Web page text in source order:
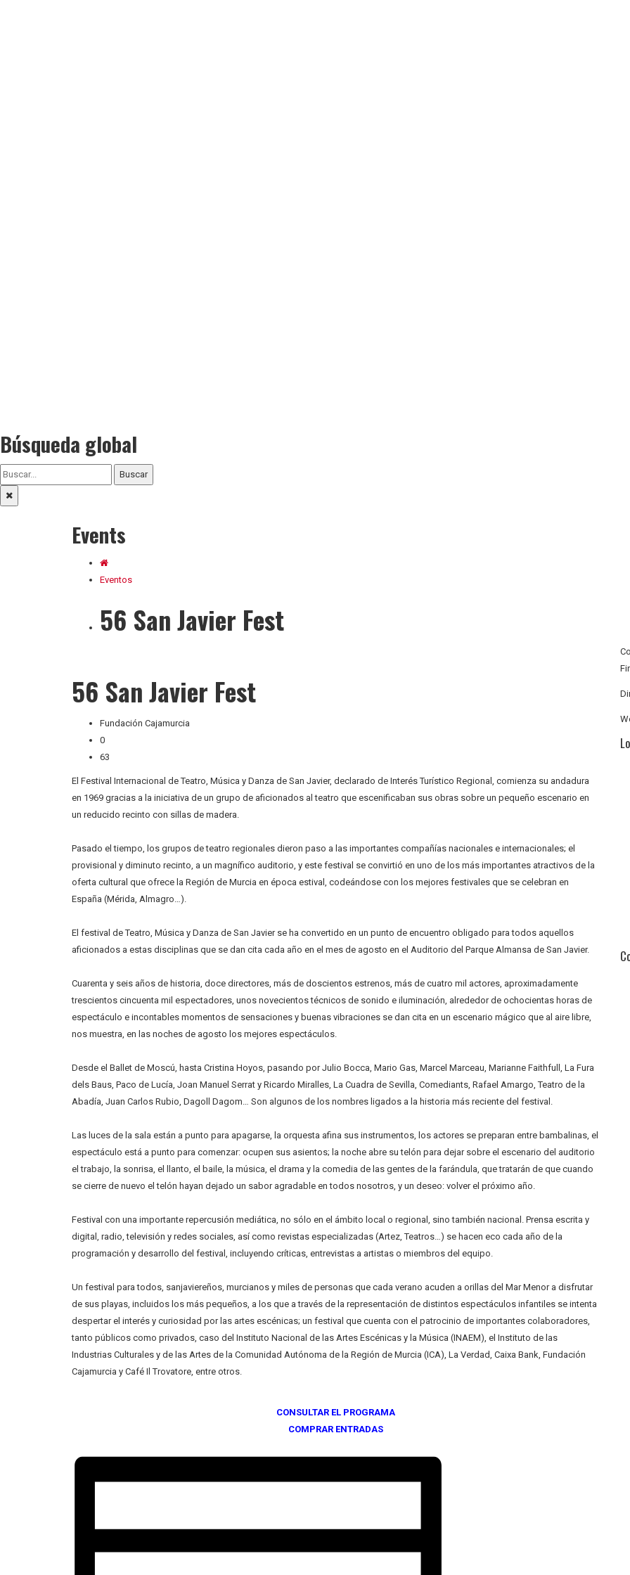
Búsqueda global
Buscar
Events
Eventos
56 San Javier Fest
56 San Javier Fest
Fundación Cajamurcia
0
63
El Festival Internacional de Teatro, Música y Danza de San Javier, declarado de Interés Turístico Regional, comienza su andadura
en 1969 gracias a la iniciativa de un grupo de aficionados al teatro que escenificaban sus obras sobre un pequeño escenario en
un reducido recinto con sillas de madera.
Pasado el tiempo, los grupos de teatro regionales dieron paso a las importantes compañías nacionales e internacionales; el
provisional y diminuto recinto, a un magnífico auditorio, y este festival se convirtió en uno de los más importantes atractivos de la
oferta cultural que ofrece la Región de Murcia en época estival, codeándose con los mejores festivales que se celebran en
España (Mérida, Almagro…).
El festival de Teatro, Música y Danza de San Javier se ha convertido en un punto de encuentro obligado para todos aquellos
aficionados a estas disciplinas que se dan cita cada año en el mes de agosto en el Auditorio del Parque Almansa de San Javier.
Cuarenta y seis años de historia, doce directores, más de doscientos estrenos, más de cuatro mil actores, aproximadamente
trescientos cincuenta mil espectadores, unos novecientos técnicos de sonido e iluminación, alrededor de ochocientas horas de
espectáculo e incontables momentos de sensaciones y buenas vibraciones se dan cita en un escenario mágico que al aire libre,
nos muestra, en las noches de agosto los mejores espectáculos.
Desde el Ballet de Moscú, hasta Cristina Hoyos, pasando por Julio Bocca, Mario Gas, Marcel Marceau, Marianne Faithfull, La Fura
dels Baus, Paco de Lucía, Joan Manuel Serrat y Ricardo Miralles, La Cuadra de Sevilla, Comediants, Rafael Amargo, Teatro de la
Abadía, Juan Carlos Rubio, Dagoll Dagom… Son algunos de los nombres ligados a la historia más reciente del festival.
Las luces de la sala están a punto para apagarse, la orquesta afina sus instrumentos, los actores se preparan entre bambalinas, el
espectáculo está a punto para comenzar: ocupen sus asientos; la noche abre su telón para dejar sobre el escenario del auditorio
el trabajo, la sonrisa, el llanto, el baile, la música, el drama y la comedia de las gentes de la farándula, que tratarán de que cuando
se cierre de nuevo el telón hayan dejado un sabor agradable en todos nosotros, y un deseo: volver el próximo año.
Festival con una importante repercusión mediática, no sólo en el ámbito local o regional, sino también nacional. Prensa escrita y
digital, radio, televisión y redes sociales, así como revistas especializadas (Artez, Teatros…) se hacen eco cada año de la
programación y desarrollo del festival, incluyendo críticas, entrevistas a artistas o miembros del equipo.
Un festival para todos, sanjaviereños, murcianos y miles de personas que cada verano acuden a orillas del Mar Menor a disfrutar
de sus playas, incluidos los más pequeños, a los que a través de la representación de distintos espectáculos infantiles se intenta
despertar el interés y curiosidad por las artes escénicas; un festival que cuenta con el patrocinio de importantes colaboradores,
tanto públicos como privados, caso del Instituto Nacional de las Artes Escénicas y la Música (INAEM), el Instituto de las
Industrias Culturales y de las Artes de la Comunidad Autónoma de la Región de Murcia (ICA), La Verdad, Caixa Bank, Fundación
Cajamurcia y Café Il Trovatore, entre otros.
CONSULTAR EL PROGRAMA
COMPRAR ENTRADAS